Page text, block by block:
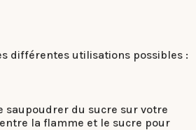
différentes utilisations possibles :
saupoudrer du sucre sur votre
la flamme et le sucre pour